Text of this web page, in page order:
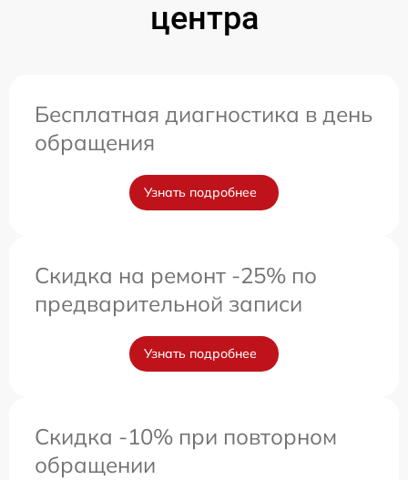
центра
Бесплатная диагностика в день
обращения
Узнать подробнее
Скидка на ремонт -25% по
предварительной записи
Узнать подробнее
Скидка -10% при повторном
обращении